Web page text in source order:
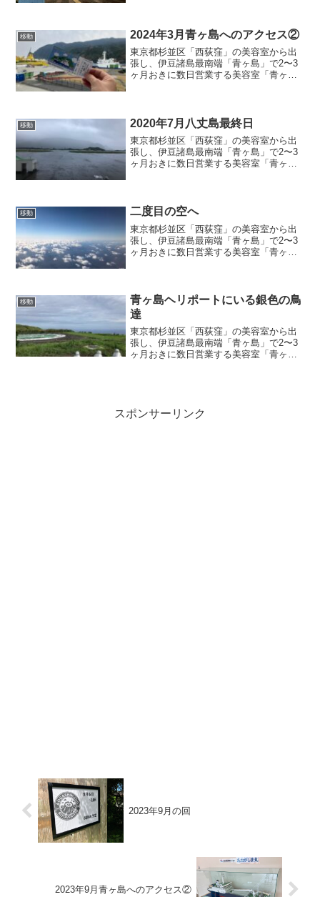
移動 2024年3月青ヶ島へのアクセス②
東京都杉並区「西荻窪」の美容室から出
張し、伊豆諸島最南端「青ヶ島」で2〜3
ヶ月おきに数日営業する美容室「青ヶ島
移動 2020年7月八丈島最終日
東京都杉並区「西荻窪」の美容室から出
張し、伊豆諸島最南端「青ヶ島」で2〜3
ヶ月おきに数日営業する美容室「青ヶ島
移動 二度目の空へ
東京都杉並区「西荻窪」の美容室から出
張し、伊豆諸島最南端「青ヶ島」で2〜3
ヶ月おきに数日営業する美容室「青ヶ島
移動
青ヶ島ヘリポートにいる銀色の鳥
達
東京都杉並区「西荻窪」の美容室から出
張し、伊豆諸島最南端「青ヶ島」で2〜3
ヶ月おきに数日営業する美容室「青ヶ島
スポンサーリンク
2023年9月の回
2023年9月青ヶ島へのアクセス②